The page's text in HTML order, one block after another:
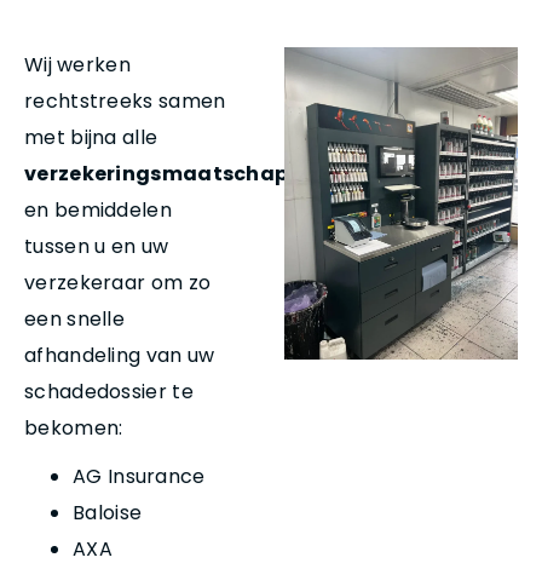
Wij werken
rechtstreeks samen
met bijna alle
verzekeringsmaatschappijen
en bemiddelen
tussen u en uw
verzekeraar om zo
een snelle
afhandeling van uw
schadedossier te
bekomen:
AG Insurance
Baloise
AXA